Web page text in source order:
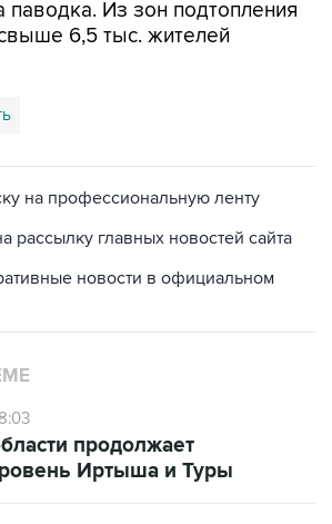
рассылку главных новостей сайта
новости в официальном
Иртыша и Туры